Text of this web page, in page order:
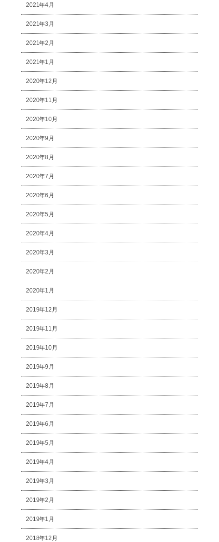
2021年4月
2021年3月
2021年2月
2021年1月
2020年12月
2020年11月
2020年10月
2020年9月
2020年8月
2020年7月
2020年6月
2020年5月
2020年4月
2020年3月
2020年2月
2020年1月
2019年12月
2019年11月
2019年10月
2019年9月
2019年8月
2019年7月
2019年6月
2019年5月
2019年4月
2019年3月
2019年2月
2019年1月
2018年12月